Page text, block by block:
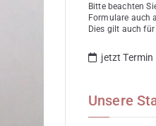
Bitte beachten
Formulare auch
Dies gilt auch
jetzt
Unsere